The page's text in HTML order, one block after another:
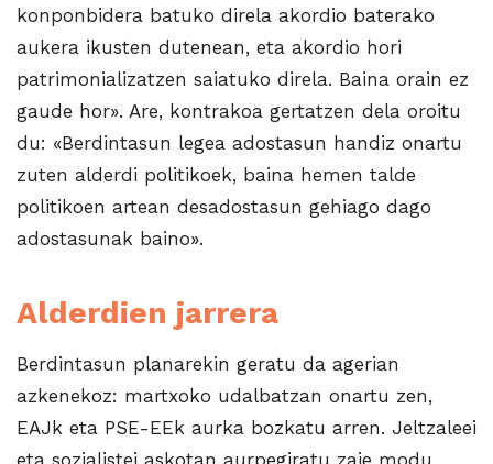
konponbidera batuko direla akordio baterako
aukera ikusten dutenean, eta akordio hori
patrimonializatzen saiatuko direla. Baina orain ez
gaude hor». Are, kontrakoa gertatzen dela oroitu
du: «Berdintasun legea adostasun handiz onartu
zuten alderdi politikoek, baina hemen talde
politikoen artean desadostasun gehiago dago
adostasunak baino».
Alderdien jarrera
Berdintasun planarekin geratu da agerian
azkenekoz: martxoko udalbatzan onartu zen,
EAJk eta PSE-EEk aurka bozkatu arren. Jeltzaleei